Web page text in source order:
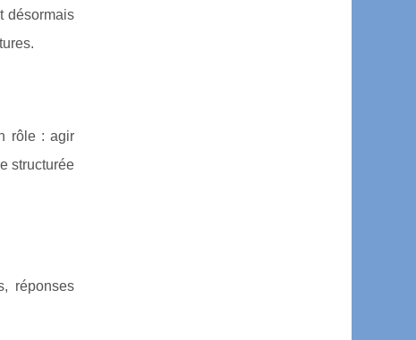
désormais
rôle : agir
structurée
réponses